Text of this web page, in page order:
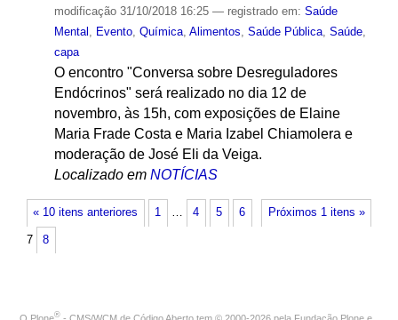
modificação31/10/2018 16:25 — registrado em: Saúde
Mental , Evento, Química, Alimentos, Saúde Pública, Saúde,
capa
O encontro "Conversa sobre Desreguladores
Endócrinos" será realizado no dia 12 de
novembro, às 15h, com exposições de Elaine
Maria Frade Costa e Maria Izabel Chiamolera e
moderação de José Eli da Veiga.
Localizado em NOTÍCIAS
« 10 itens anteriores Próximos 1 itens »
1 … 4 5 6
7 8
®